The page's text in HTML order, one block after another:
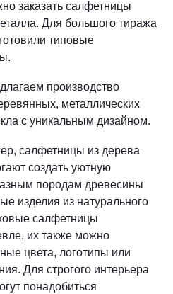
заказать салфетницы
Для большого тиража
типовые
производство
металлических
с уникальным дизайном.
салфетницы из дерева
создать уютную
породам древесины
изделия из натурального
салфетницы
их также можно
цвета, логотипы или
Для строгого интерьера
понадобиться